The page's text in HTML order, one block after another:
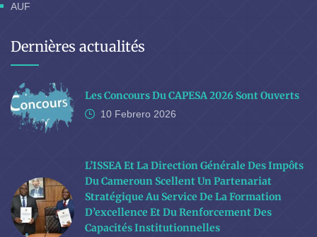
AUF
Dernières actualités
Les Concours Du CAPESA 2026 Sont Ouverts
10 Febrero 2026
L’ISSEA Et La Direction Générale Des Impôts
Du Cameroun Scellent Un Partenariat
Stratégique Au Service De La Formation
D’excellence Et Du Renforcement Des
Capacités Institutionnelles